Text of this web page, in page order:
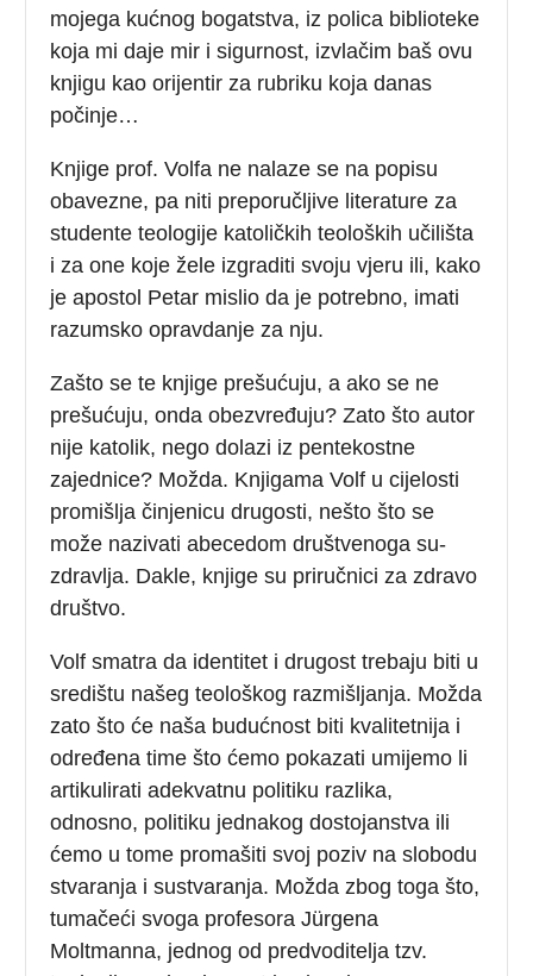
mojega kućnog bogatstva, iz polica biblioteke
koja mi daje mir i sigurnost, izvlačim baš ovu
knjigu kao orijentir za rubriku koja danas
počinje…
Knjige prof. Volfa ne nalaze se na popisu
obavezne, pa niti preporučljive literature za
studente teologije katoličkih teoloških učilišta
i za one koje žele izgraditi svoju vjeru ili, kako
je apostol Petar mislio da je potrebno, imati
razumsko opravdanje za nju.
Zašto se te knjige prešućuju, a ako se ne
prešućuju, onda obezvređuju? Zato što autor
nije katolik, nego dolazi iz pentekostne
zajednice? Možda. Knjigama Volf u cijelosti
promišlja činjenicu drugosti, nešto što se
može nazivati abecedom društvenoga su-
zdravlja. Dakle, knjige su priručnici za zdravo
društvo.
Volf smatra da identitet i drugost trebaju biti u
središtu našeg teološkog razmišljanja. Možda
zato što će naša budućnost biti kvalitetnija i
određena time što ćemo pokazati umijemo li
artikulirati adekvatnu politiku razlika,
odnosno, politiku jednakog dostojanstva ili
ćemo u tome promašiti svoj poziv na slobodu
stvaranja i sustvaranja. Možda zbog toga što,
tumačeći svoga profesora Jürgena
Moltmanna, jednog od predvoditelja tzv.